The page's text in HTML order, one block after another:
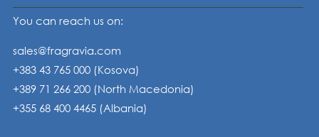
You can reach us on:
sales@fragravia.com
+383 43 765 000 (Kosova)
+389 71 266 200 (North Macedonia)
+355 68 400 4465 (Albania)